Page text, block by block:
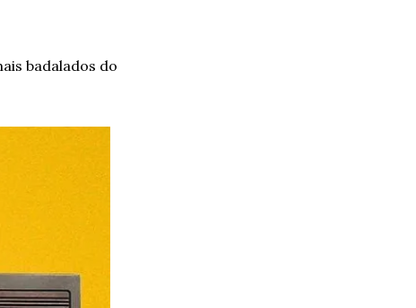
badalados do